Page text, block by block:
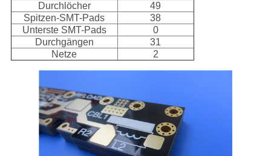
Durchlöcher
49
Spitzen-SMT-Pads
38
Unterste SMT-Pads
0
Durchgängen
31
Netze
2